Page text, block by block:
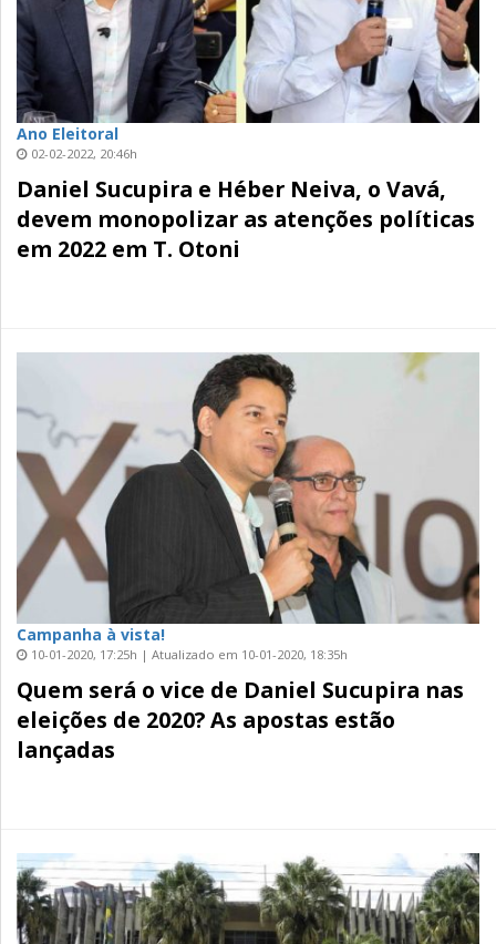
Ano Eleitoral
02-02-2022, 20:46h
Daniel Sucupira e Héber Neiva, o Vavá,
devem monopolizar as atenções políticas
em 2022 em T. Otoni
Campanha à vista!
10-01-2020, 17:25h | Atualizado em 10-01-2020, 18:35h
Quem será o vice de Daniel Sucupira nas
eleições de 2020? As apostas estão
lançadas